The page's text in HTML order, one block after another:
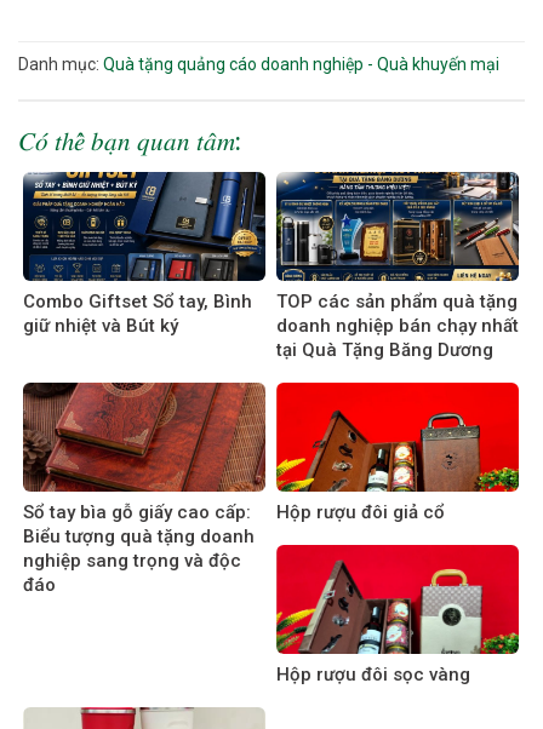
Danh mục: Quà tặng quảng cáo doanh nghiệp - Quà khuyến mại
𝐶𝑜́ 𝑡ℎ𝑒̂̉ 𝑏𝑎̣𝑛 𝑞𝑢𝑎𝑛 𝑡𝑎̂𝑚:
Combo Giftset Sổ tay, Bình
giữ nhiệt và Bút ký
TOP các sản phẩm quà tặng
doanh nghiệp bán chạy nhất
tại Quà Tặng Băng Dương
Sổ tay bìa gỗ giấy cao cấp:
Biểu tượng quà tặng doanh
nghiệp sang trọng và độc
đáo
Hộp rượu đôi giả cổ
Hộp rượu đôi sọc vàng